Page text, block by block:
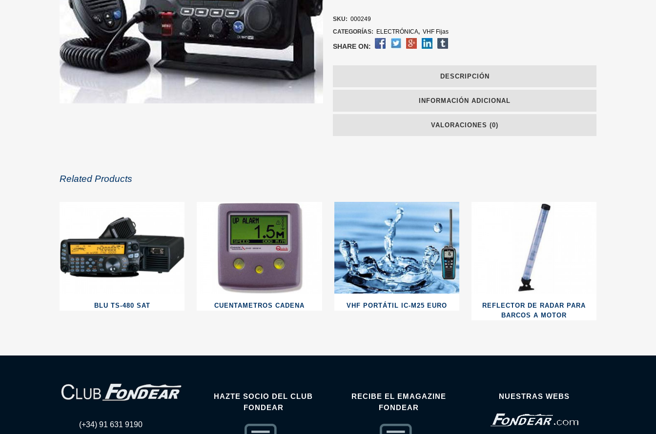
SKU: 000249
CATEGORÍAS:
ELECTRÓNICA, VHF Fijas
SHARE ON:
DESCRIPCIÓN
INFORMACIÓN ADICIONAL
VALORACIONES (0)
Related Products
BLU TS-480 SAT CUENTAMETROS CADENA VHF PORTÁTIL IC-M25 EURO
REFLECTOR DE RADAR PARA
BARCOS A MOTOR
(+34) 91 631 9190
HAZTE SOCIO DEL CLUB
FONDEAR
RECIBE EL EMAGAZINE
FONDEAR
NUESTRAS WEBS